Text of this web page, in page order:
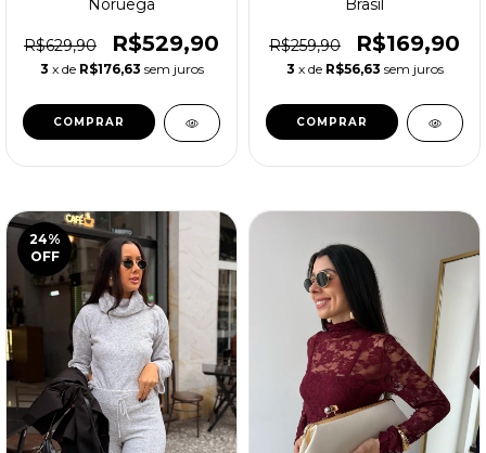
Noruega
R$629,90 R$529,90
3 x de R$176,63 sem juros
COMPRAR
Brasil
R$259,90 R$169,90
3 x de R$56,63 sem juros
COMPRAR
24%
OFF